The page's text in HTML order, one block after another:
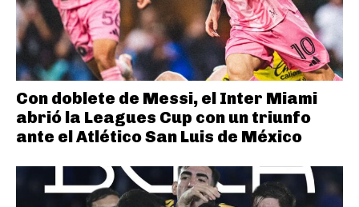
Con doblete de Messi, el Inter Miami
abrió la Leagues Cup con un triunfo
ante el Atlético San Luis de México